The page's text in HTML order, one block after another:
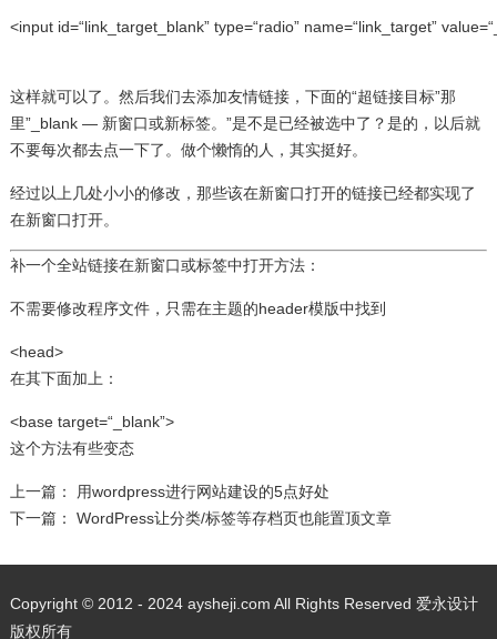
<input id=“link_target_blank” type=“radio” name=“link_target”
这样就可以了。然后我们去添加友情链接，下面的“超链接目标”那
里”_blank — 新窗口或新标签。”是不是已经被选中了？是的，以后就
不要每次都去点一下了。做个懒惰的人，其实挺好。
经过以上几处小小的修改，那些该在新窗口打开的链接已经都实现了
在新窗口打开。
补一个全站链接在新窗口或标签中打开方法：
不需要修改程序文件，只需在主题的header模版中找到
<head>
在其下面加上：
<base target=“_blank”>
这个方法有些变态
上一篇：
用wordpress进行网站建设的5点好处
下一篇：
WordPress让分类/标签等存档页也能置顶文章
Copyright © 2012 - 2024 aysheji.com All Rights Reserved 爱永设计
版权所有